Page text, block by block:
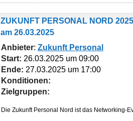
ZUKUNFT PERSONAL NORD 2025
am 26.03.2025
Anbieter: Zukunft Personal
Start: 26.03.2025 um 09:00
Ende: 27.03.2025 um 17:00
Konditionen:
Zielgruppen: